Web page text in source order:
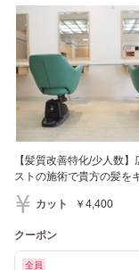
【髪質改善特化/少人数
ストの施術で貴方の髪を
カット ￥4,400
クーポン
全員